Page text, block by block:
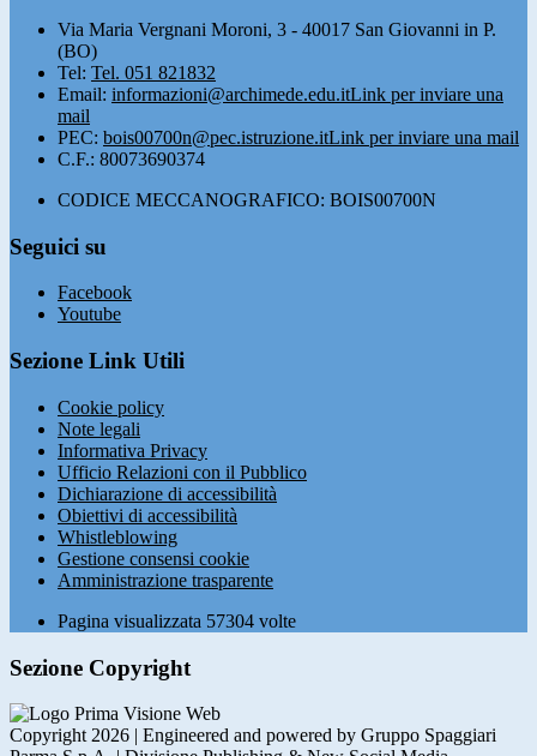
Via Maria Vergnani Moroni, 3 - 40017 San Giovanni in P.
(BO)
Tel: Tel. 051 821832
Email: informazioni@archimede.edu.itLink per inviare una
mail
PEC: bois00700n@pec.istruzione.itLink per inviare una mail
C.F.: 80073690374
CODICE MECCANOGRAFICO: BOIS00700N
Seguici su
Facebook
Youtube
Sezione Link Utili
Cookie policy
Note legali
Informativa Privacy
Ufficio Relazioni con il Pubblico
Dichiarazione di accessibilità
Obiettivi di accessibilità
Whistleblowing
Gestione consensi cookie
Amministrazione trasparente
Pagina visualizzata 57304 volte
Sezione Copyright
Copyright 2026 | Engineered and powered by Gruppo Spaggiari